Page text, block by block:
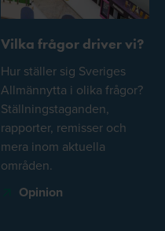
Vilka frågor driver vi?
Hur ställer sig Sveriges
Allmännytta i olika frågor?
Ställningstaganden,
rapporter, remisser och
mera inom aktuella
områden.
Opinion